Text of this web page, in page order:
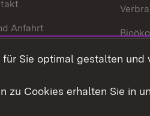
Anfahrt
für Sie optimal gestalten
zu Cookies erhalten Sie in